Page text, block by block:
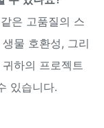
은 고품질의 스
물 호환성, 그리
하의 프로젝트
있습니다.